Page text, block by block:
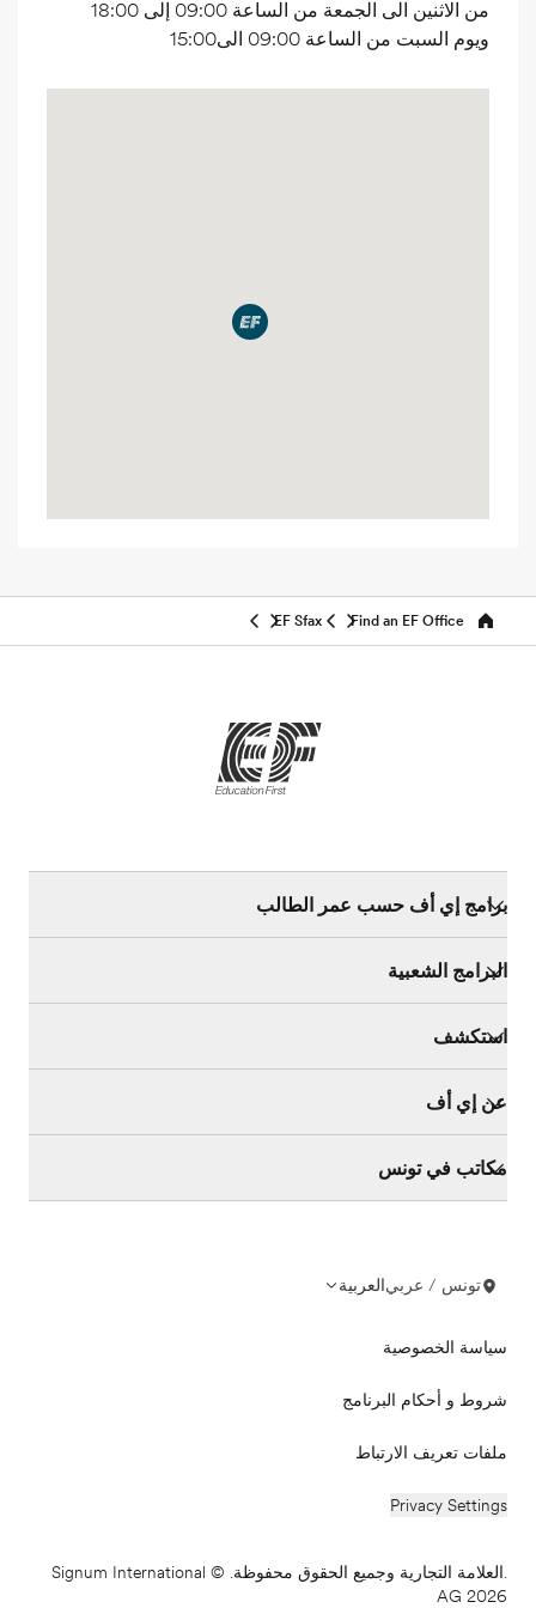
من الاثنين الى الجمعة من الساعة 09:00 إلى 18:00
ويوم السبت من الساعة 09:00 الى15:00
Home
Find an EF Office
EF Sfax
برامج إي أف حسب عمر الطالب
البرامج الشعبية
استكشف
عن إي أف
مكاتب في تونس
تونس / عربيالعربية
سياسة الخصوصية
شروط و أحكام البرنامج
ملفات تعريف الارتباط
Privacy Settings
.العلامة التجارية وجميع الحقوق محفوظة. © Signum International
AG 2026